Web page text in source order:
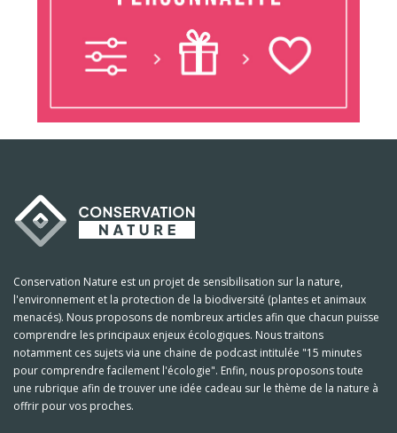
Conservation Nature est un projet de sensibilisation sur la nature,
l'environnement et la protection de la biodiversité (plantes et animaux
menacés). Nous proposons de nombreux articles afin que chacun puisse
comprendre les principaux enjeux écologiques. Nous traitons
notamment ces sujets via une chaine de podcast intitulée "15 minutes
pour comprendre facilement l'écologie". Enfin, nous proposons toute
une rubrique afin de trouver une idée cadeau sur le thème de la nature à
offrir pour vos proches.